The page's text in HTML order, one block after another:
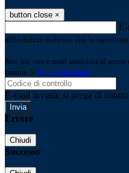
button close ×
all'indirizzo indicato con le istruzioni
Non hai una e-mail associata al
tramite la Login Spaggiari
E-mail inviata, si prega di
Errore
Chiudi
Successo